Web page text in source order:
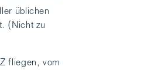
üblichen
(Nicht zu
fliegen, vom